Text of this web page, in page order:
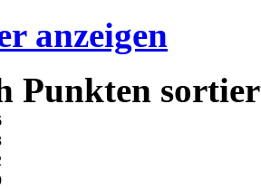
anzeigen
Punkten